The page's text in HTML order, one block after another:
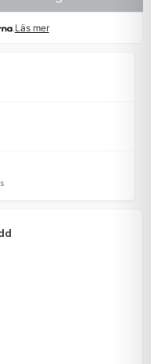
Läs mer